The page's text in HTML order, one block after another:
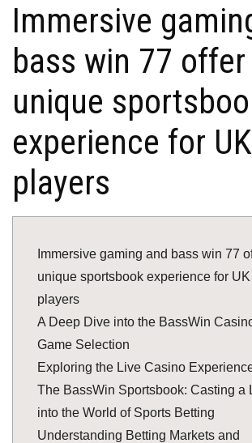
Immersive
bass win 77 offer
unique
experience for UK
players
Immersive gaming and bass win 77
unique sportsbook experience for UK
players
A Deep Dive into the BassWin
Game Selection
Exploring the Live Casino
The BassWin Sportsbook: Casting a
into the World of Sports Betting
Understanding Betting Markets and